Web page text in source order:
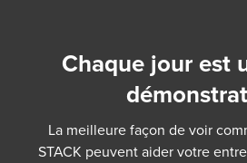
Chaque jour est
La meilleure façon de voir
STACK peuvent aider votre